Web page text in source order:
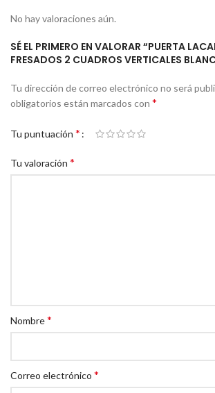
No hay valoraciones aún.
SÉ EL PRIMERO EN VALORAR “PUERTA
FRESADOS 2 CUADROS VERTICALES
Tu dirección de correo electrónico no será
obligatorios están marcados con *
Tu puntuación *
Tu valoración *
Nombre*
Correo electrónico *